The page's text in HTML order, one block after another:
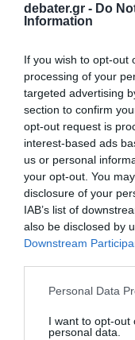
debater.gr - Do
Information
If you wish to opt-out
processing of your
targeted advertising
section to confirm
opt-out request is
interest-based ads
us or personal
your opt-out. You
disclosure of your
IAB’s list of
also be disclosed by
Downstream
Please note that this
not limited to your
grant or deny
Personal Data
I want to opt-out
personal data.
«Για πολλά
τροχαία ως μια
επιλέξαμε να
με δεδομένα,
επόμενα